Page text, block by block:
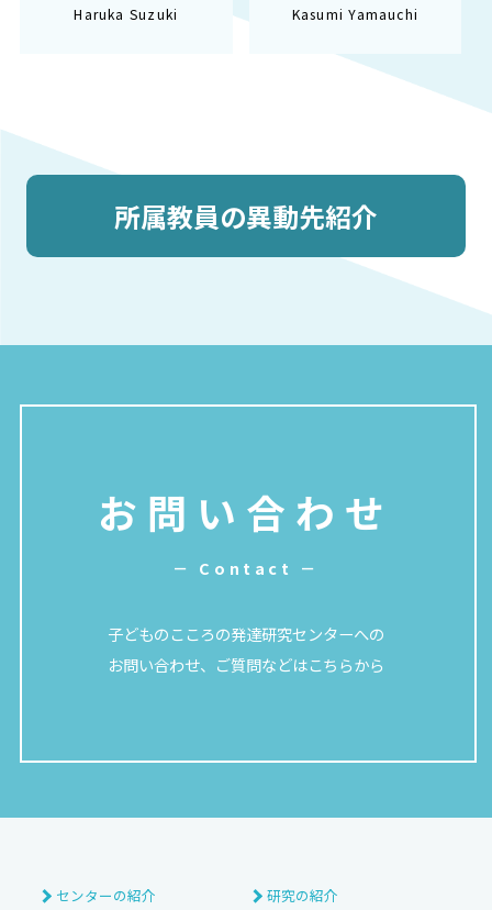
Haruka Suzuki Kasumi Yamauchi
所属教員の異動先紹介
お問い合わせ
－ Contact －
子どものこころの発達研究センターへの
お問い合わせ、ご質問などはこちらから
センターの紹介 研究の紹介